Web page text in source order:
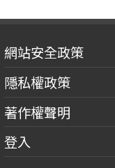
網站安全政策
隱私權政策
著作權聲明
登入